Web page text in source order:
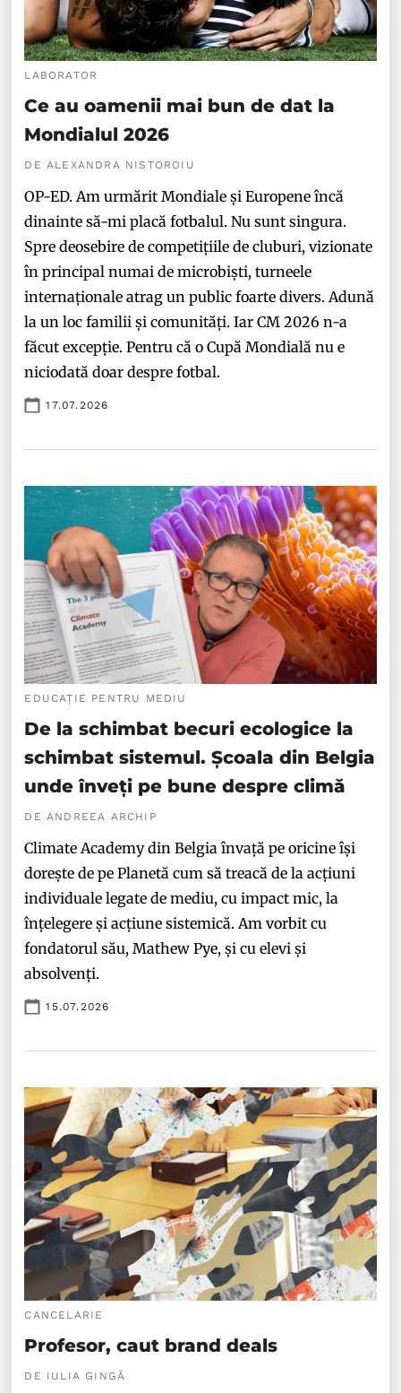
LABORATOR
Ce au oamenii mai bun de dat la
Mondialul 2026
DE ALEXANDRA NISTOROIU
OP-ED. Am urmărit Mondiale și Europene încă
dinainte să-mi placă fotbalul. Nu sunt singura.
Spre deosebire de competițiile de cluburi, vizionate
în principal numai de microbiști, turneele
internaționale atrag un public foarte divers. Adună
la un loc familii și comunități. Iar CM 2026 n-a
făcut excepție. Pentru că o Cupă Mondială nu e
niciodată doar despre fotbal.
17.07.2026
EDUCAȚIE PENTRU MEDIU
De la schimbat becuri ecologice la
schimbat sistemul. Școala din Belgia
unde înveți pe bune despre climă
DE ANDREEA ARCHIP
Climate Academy din Belgia învață pe oricine își
dorește de pe Planetă cum să treacă de la acțiuni
individuale legate de mediu, cu impact mic, la
înțelegere și acțiune sistemică. Am vorbit cu
fondatorul său, Mathew Pye, și cu elevi și
absolvenți.
15.07.2026
CANCELARIE
Profesor, caut brand deals
DE IULIA GINGĂ